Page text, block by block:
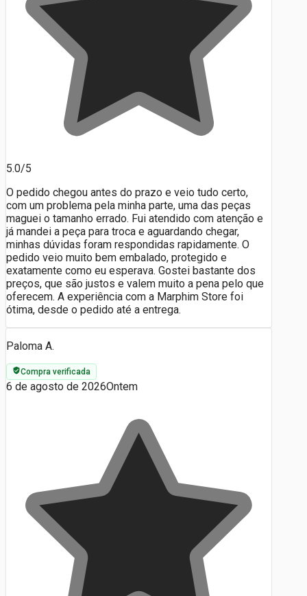
5.0/5
O pedido chegou antes do prazo e veio tudo certo,
com um problema pela minha parte, uma das peças
maguei o tamanho errado. Fui atendido com atenção e
já mandei a peça para troca e aguardando chegar,
minhas dúvidas foram respondidas rapidamente. O
pedido veio muito bem embalado, protegido e
exatamente como eu esperava. Gostei bastante dos
preços, que são justos e valem muito a pena pelo que
oferecem. A experiência com a Marphim Store foi
ótima, desde o pedido até a entrega.
Paloma A.
Compra verificada
6 de agosto de 2026Ontem